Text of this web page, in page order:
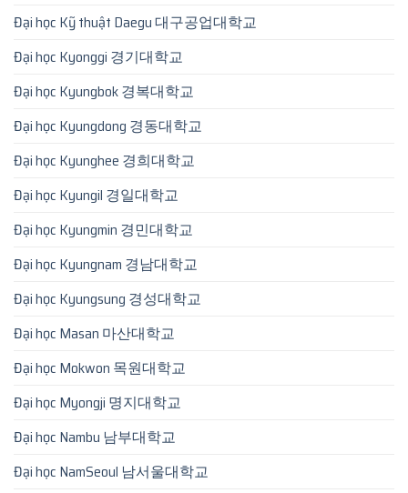
Đại học Kỹ thuật Daegu 대구공업대학교
Đại học Kyonggi 경기대학교
Đại học Kyungbok 경복대학교
Đại học Kyungdong 경동대학교
Đại học Kyunghee 경희대학교
Đại học Kyungil 경일대학교
Đại học Kyungmin 경민대학교
Đại học Kyungnam 경남대학교
Đại học Kyungsung 경성대학교
Đại học Masan 마산대학교
Đại học Mokwon 목원대학교
Đại học Myongji 명지대학교
Đại học Nambu 남부대학교
Đại học NamSeoul 남서울대학교